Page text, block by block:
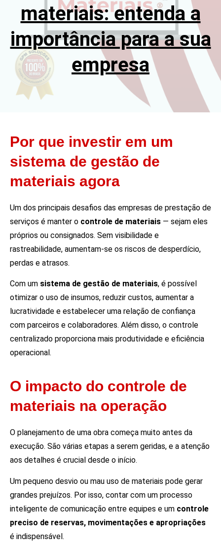
materiais: entenda a
importância para a sua
empresa
Por que investir em um
sistema de gestão de
materiais agora
Um dos principais desafios das empresas de prestação de
serviços é manter o controle de materiais — sejam eles
próprios ou consignados. Sem visibilidade e
rastreabilidade, aumentam-se os riscos de desperdício,
perdas e atrasos.
Com um sistema de gestão de materiais, é possível
otimizar o uso de insumos, reduzir custos, aumentar a
lucratividade e estabelecer uma relação de confiança
com parceiros e colaboradores. Além disso, o controle
centralizado proporciona mais produtividade e eficiência
operacional.
O impacto do controle de
materiais na operação
O planejamento de uma obra começa muito antes da
execução. São várias etapas a serem geridas, e a atenção
aos detalhes é crucial desde o início.
Um pequeno desvio ou mau uso de materiais pode gerar
grandes prejuízos. Por isso, contar com um processo
inteligente de comunicação entre equipes e um controle
preciso de reservas, movimentações e apropriações
é indispensável.